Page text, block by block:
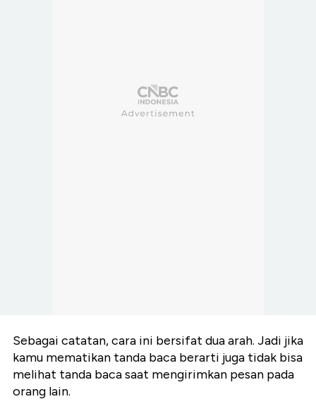
Sebagai catatan, cara ini bersifat dua arah. Jadi jika
kamu mematikan tanda baca berarti juga tidak bisa
melihat tanda baca saat mengirimkan pesan pada
orang lain.